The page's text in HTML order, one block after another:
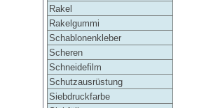
Rakel
Rakelgummi
Schablonenkleber
Scheren
Schneidefilm
Schutzausrüstung
Siebdruckfarbe